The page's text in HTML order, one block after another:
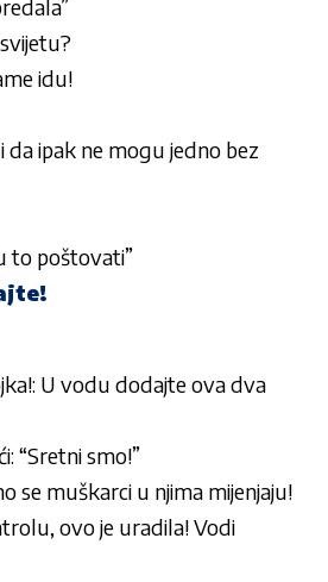
idu!
da ipak ne mogu jedno bez
to poštovati”
U vodu dodajte ova dva
“Sretni smo!”
se muškarci u njima mijenjaju!
ovo je uradila! Vodi